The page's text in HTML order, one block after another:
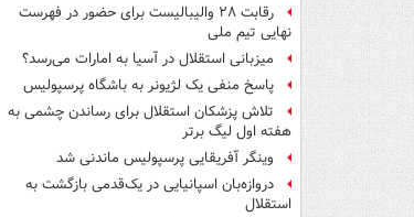
رقابت ۲۸ والیبالیست برای حضور در فهرست
نهایی تیم ملی
میزبانی استقلال در آسیا به امارات می‌رسد؟
پاسخ منفی یک لژیونر به باشگاه پرسپولیس
تلاش پزشکان استقلال برای رساندن چشمی به
هفته اول لیگ برتر
وینگر آفریقایی پرسپولیس ماندنی شد
دروازه‌بان اسپانیایی در یک‌قدمی بازگشت به
استقلال